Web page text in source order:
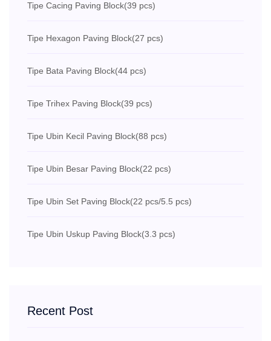
Tipe Cacing Paving Block(39 pcs)
Tipe Hexagon Paving Block(27 pcs)
Tipe Bata Paving Block(44 pcs)
Tipe Trihex Paving Block(39 pcs)
Tipe Ubin Kecil Paving Block(88 pcs)
Tipe Ubin Besar Paving Block(22 pcs)
Tipe Ubin Set Paving Block(22 pcs/5.5 pcs)
Tipe Ubin Uskup Paving Block(3.3 pcs)
Recent Post